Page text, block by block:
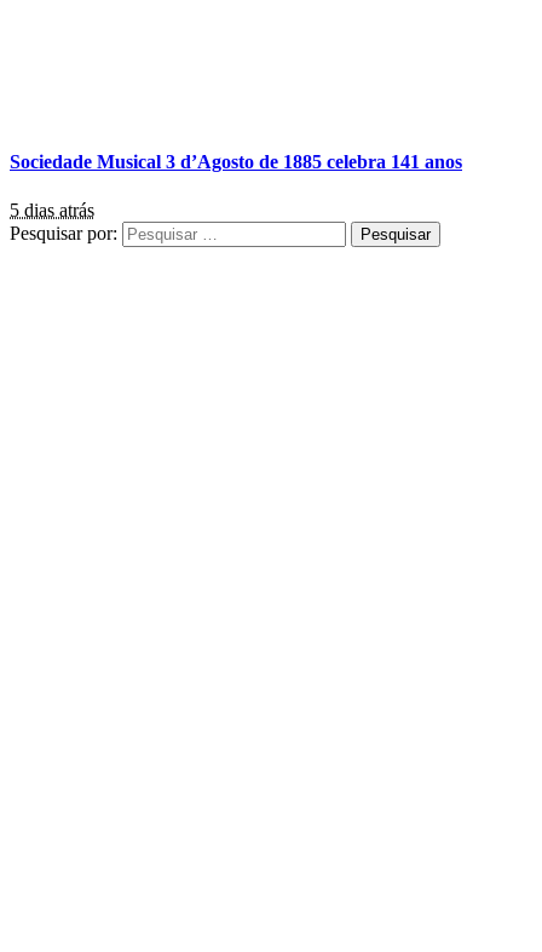
Sociedade Musical 3 d’Agosto de 1885 celebra 141 anos
5 dias atrás
Pesquisar por: